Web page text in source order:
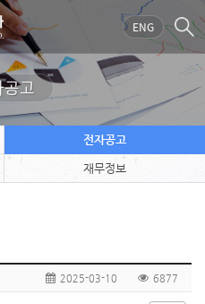
ENG
고
전자공고
재무정보
2025-03-10 6877